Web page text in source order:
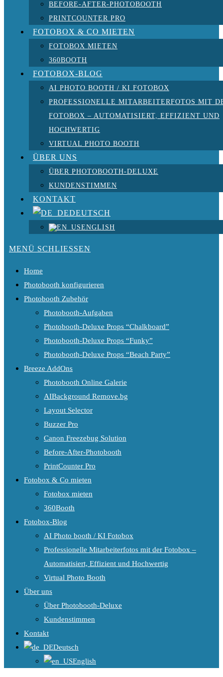
BEFORE-AFTER-PHOTOBOOTH
PRINTCOUNTER PRO
FOTOBOX & CO MIETEN
FOTOBOX MIETEN
360BOOTH
FOTOBOX-BLOG
AI PHOTO BOOTH / KI FOTOBOX
PROFESSIONELLE MITARBEITERFOTOS MIT
FOTOBOX – AUTOMATISIERT, EFFIZIENT UND
HOCHWERTIG
VIRTUAL PHOTO BOOTH
ÜBER UNS
ÜBER PHOTOBOOTH-DELUXE
KUNDENSTIMMEN
KONTAKT
DEUTSCH
ENGLISH
MENÜ SCHLIESSEN
Home
Photobooth konfigurieren
Photobooth Zubehör
Photobooth-Aufgaben
Photobooth-Deluxe Props “Chalkboard”
Photobooth-Deluxe Props “Funky”
Photobooth-Deluxe Props “Beach Party”
Breeze AddOns
Photobooth Online Galerie
AIBackground Remove.bg
Layout Selector
Buzzer Pro
Canon Freezebug Solution
Before-After-Photobooth
PrintCounter Pro
Fotobox & Co mieten
Fotobox mieten
360Booth
Fotobox-Blog
AI Photo booth / KI Fotobox
Professionelle Mitarbeiterfotos mit der Fotobox –
Automatisiert, Effizient und Hochwertig
Virtual Photo Booth
Über uns
Über Photobooth-Deluxe
Kundenstimmen
Kontakt
Deutsch
English